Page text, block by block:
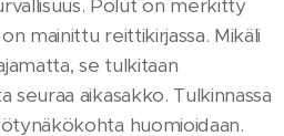
Polut on merkitty
mainittu reittikirjassa. Mikäli
se tulkitaan
seuraa aikasakko. Tulkinnassa
huomioidaan.